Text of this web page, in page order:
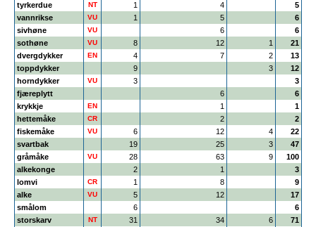
tyrkerdue
NT 1 4
5
vannrikse
VU 1 5
6
sivhøne
VU 6
6
sothøne
VU 8 12 1
21
dvergdykker
EN 4 7 2
13
toppdykker
9 3
12
horndykker
VU 3
3
fjæreplytt
6
6
krykkje
EN 1
1
hettemåke
CR 2
2
fiskemåke
VU 6 12 4
22
svartbak
19 25 3
47
gråmåke
VU 28 63 9
100
alkekonge
2 1
3
lomvi
CR 1 8
9
alke
VU 5 12
17
smålom
6
6
storskarv
NT 31 34 6
71